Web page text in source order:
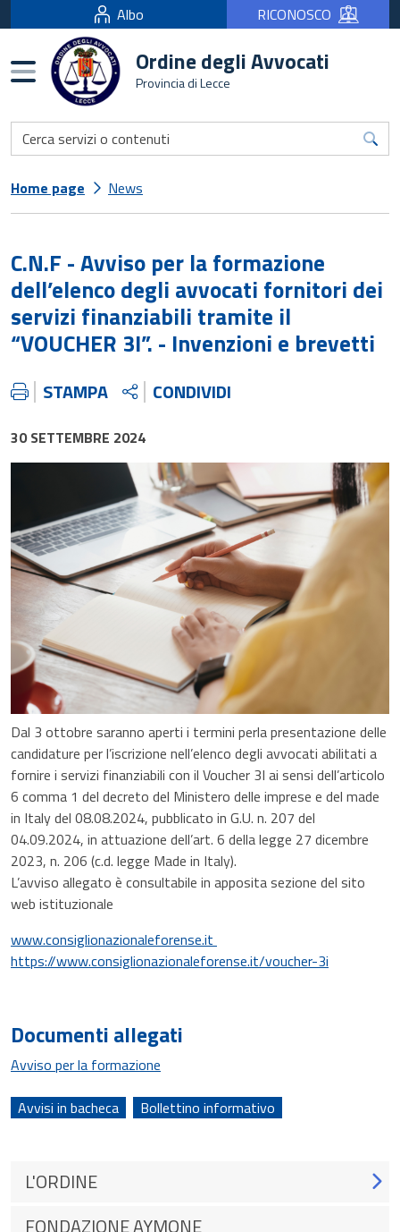
Albo RICONOSCO
Burger menu Ordine degli Avvocati
Provincia di Lecce
Home page News
C.N.F - Avviso per la formazione
dell’elenco degli avvocati fornitori dei
servizi finanziabili tramite il
“VOUCHER 3I”. - Invenzioni e brevetti
STAMPA CONDIVIDI
30 SETTEMBRE 2024
Dal 3 ottobre saranno aperti i termini perla presentazione delle
candidature per l’iscrizione nell’elenco degli avvocati abilitati a
fornire i servizi finanziabili con il Voucher 3I ai sensi dell’articolo
6 comma 1 del decreto del Ministero delle imprese e del made
in Italy del 08.08.2024, pubblicato in G.U. n. 207 del
04.09.2024, in attuazione dell’art. 6 della legge 27 dicembre
2023, n. 206 (c.d. legge Made in Italy).
L’avviso allegato è consultabile in apposita sezione del sito
web istituzionale
www.consiglionazionaleforense.it
https://www.consiglionazionaleforense.it/voucher-3i
Documenti allegati
Avviso per la formazione
Avvisi in bacheca
Bollettino informativo
L'ORDINE
FONDAZIONE AYMONE